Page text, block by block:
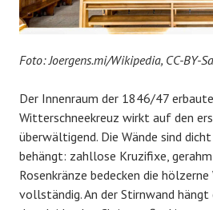
Foto: Joergens.mi/Wikipedia, CC-BY-
Der Innenraum der 1846/47
Witterschneekreuz wirkt auf den
überwältigend. Die Wände sind
behängt: zahllose Kruzifixe,
Rosenkränze bedecken die
vollständig. An der Stirnwand